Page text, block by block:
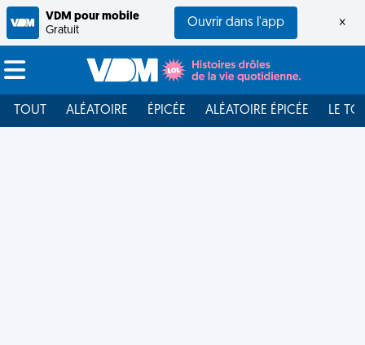
VDM pour mobile
Gratuit
Ouvrir dans l'app ×
TOUT ALÉATOIRE ÉPICÉE ALÉATOIRE ÉPICÉE LE